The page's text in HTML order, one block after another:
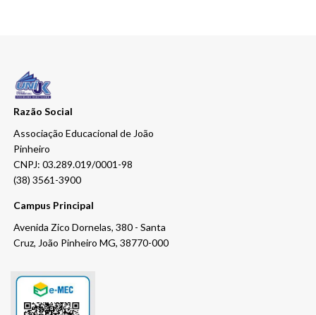
Razão Social
Associação Educacional de João
Pinheiro
CNPJ: 03.289.019/0001-98
(38) 3561-3900
Campus Principal
Avenida Zico Dornelas, 380 - Santa
Cruz, João Pinheiro MG, 38770-000